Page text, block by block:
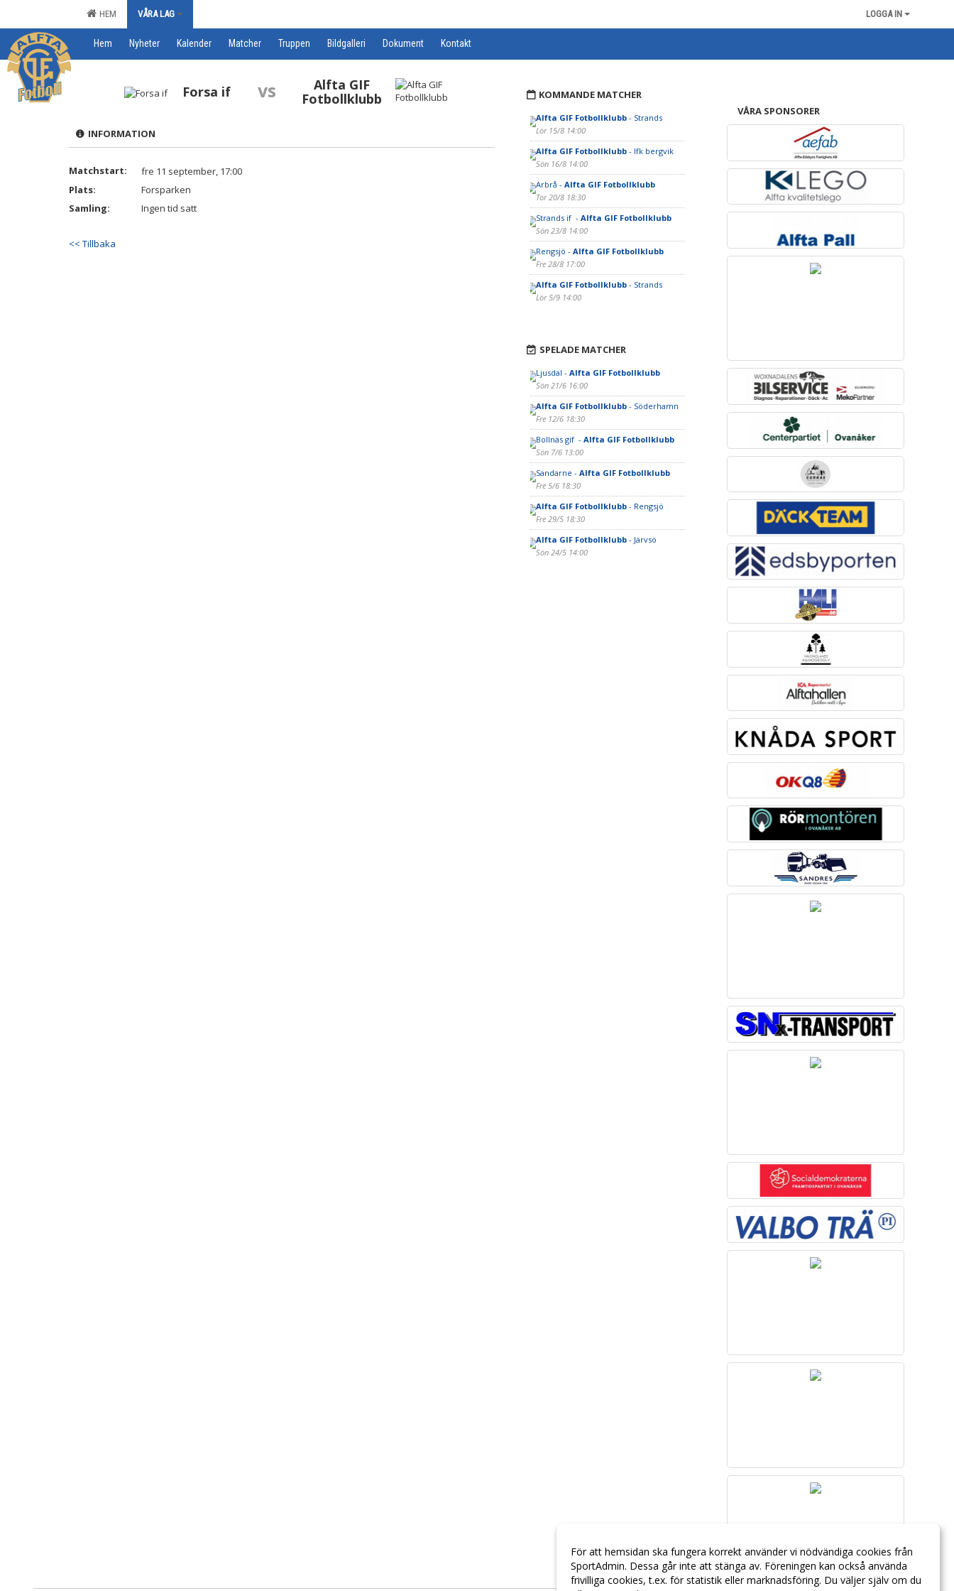
HEM VÅRA LAG LOGGA IN
Hem Nyheter Kalender Matcher Truppen Bildgalleri Dokument Kontakt
Forsa if vs
Alfta GIF
Fotbollklubb
INFORMATION
Matchstart:
fre 11 september, 17:00
Plats:
Forsparken
Samling:
Ingen tid satt
<< Tillbaka
KOMMANDE MATCHER
Alfta GIF Fotbollklubb- Strands
Lör 15/8 14:00
Alfta GIF Fotbollklubb- Ifk bergvik
Sön 16/8 14:00
Arbrå - Alfta GIF Fotbollklubb
Tor 20/8 18:30
Strands if - Alfta GIF Fotbollklubb
Sön 23/8 14:00
Rengsjö - Alfta GIF Fotbollklubb
Fre 28/8 17:00
Alfta GIF Fotbollklubb- Strands
Lör 5/9 14:00
SPELADE MATCHER
Ljusdal - Alfta GIF Fotbollklubb
Sön 21/6 16:00
Alfta GIF Fotbollklubb- Söderhamn
Fre 12/6 18:30
Bollnäs gif - Alfta GIF Fotbollklubb
Sön 7/6 13:00
Sandarne - Alfta GIF Fotbollklubb
Fre 5/6 18:30
Alfta GIF Fotbollklubb- Rengsjö
Fre 29/5 18:30
Alfta GIF Fotbollklubb- Järvsö
Sön 24/5 14:00
VÅRA SPONSORER
För att hemsidan ska fungera korrekt använder vi nödvändiga cookies från
SportAdmin. Dessa går inte att stänga av. Föreningen kan också använda
frivilliga cookies, t.ex. för statistik eller marknadsföring. Du väljer själv om du